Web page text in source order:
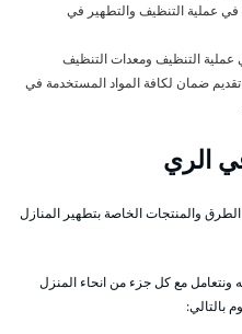
في عملية التنظيف والتطهير في
عملية التنظيف ومعدات التنظيف
ضمان لكافة المواد المستخدمة في
الري
والمنتجات الخاصة بتطهير المنازل
ونتعامل مع كل جزء من انحاء المنزل
بالتالي: